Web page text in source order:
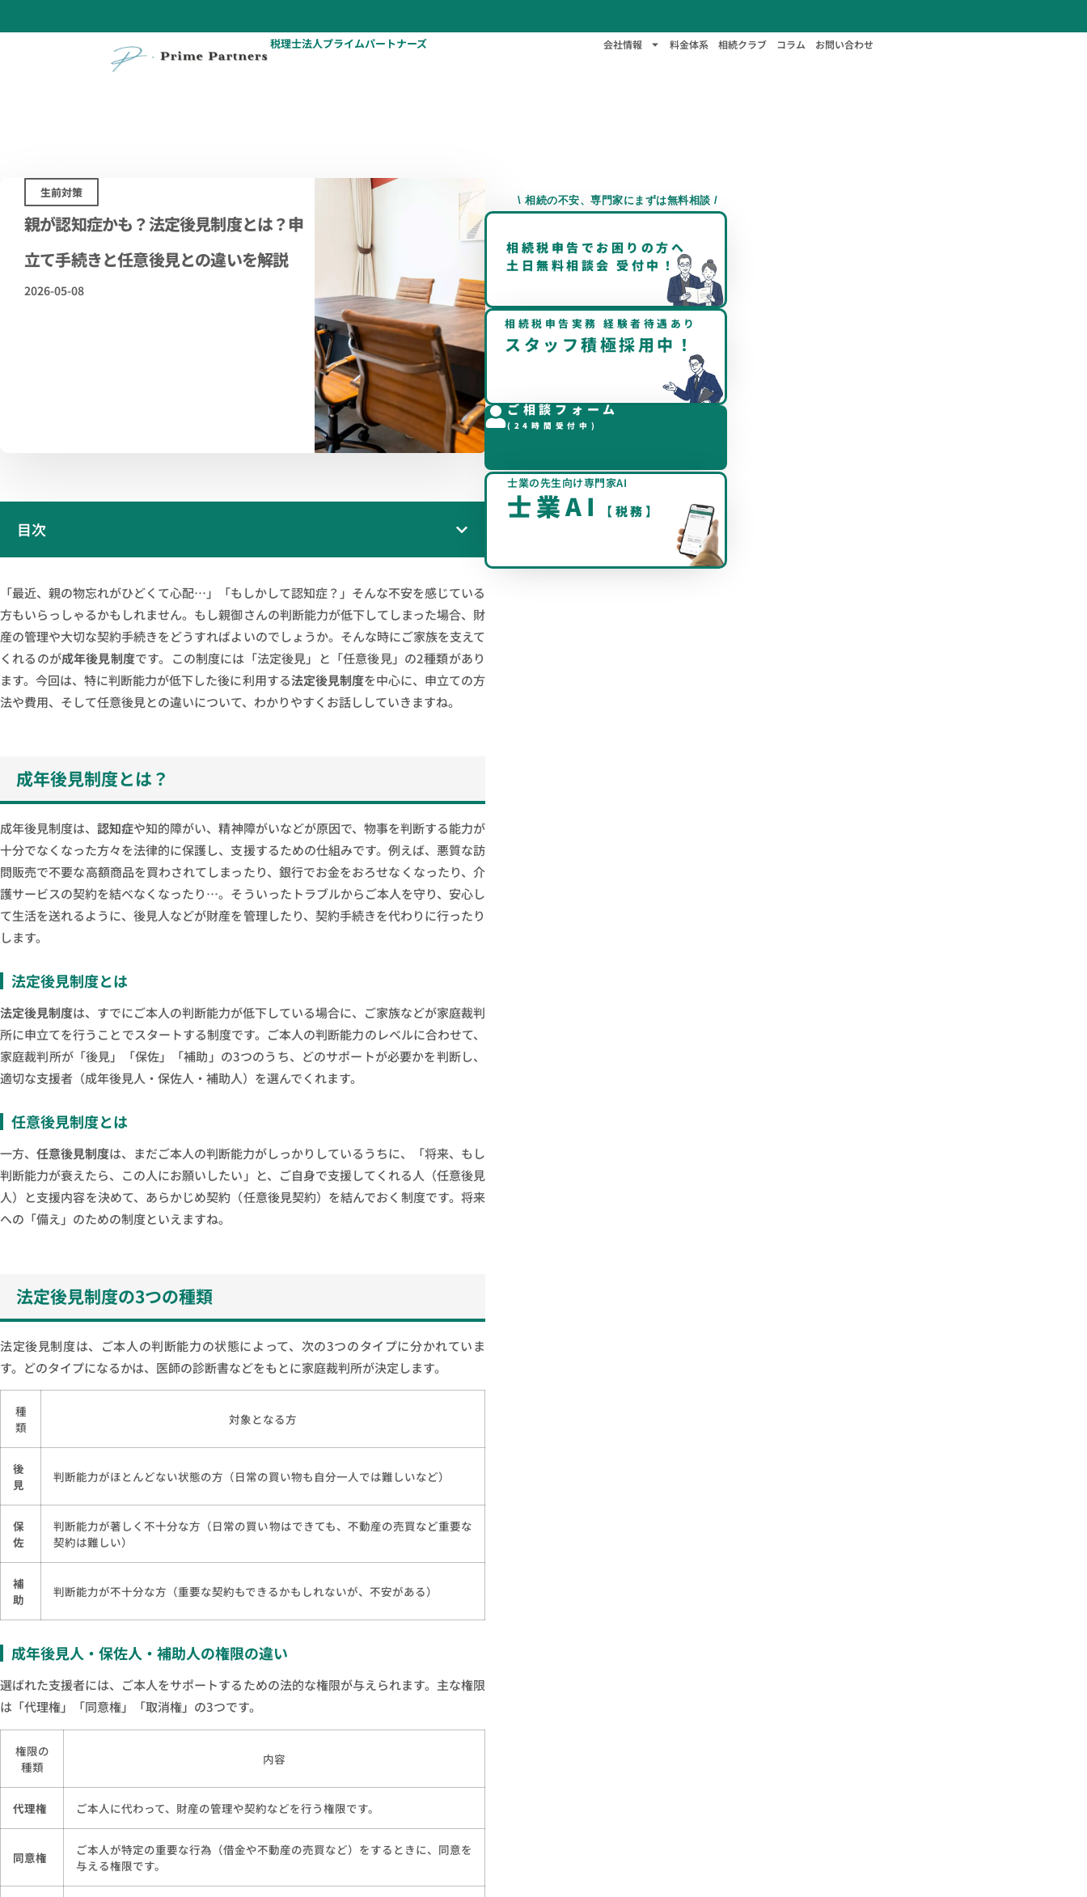
税理士法人プライムパートナーズ 会社情報 料金体系 相続クラブ コラム お問い合わせ
生前対策
親が認知症かも？法定後見制度とは？申
立て手続きと任意後見との違いを解説
2026-05-08
目次
「最近、親の物忘れがひどくて心配…」「もしかして認知症？」そんな不安を感じている
方もいらっしゃるかもしれません。もし親御さんの判断能力が低下してしまった場合、財
産の管理や大切な契約手続きをどうすればよいのでしょうか。そんな時にご家族を支えて
くれるのが成年後見制度です。この制度には「法定後見」と「任意後見」の2種類があり
ます。今回は、特に判断能力が低下した後に利用する法定後見制度を中心に、申立ての方
法や費用、そして任意後見との違いについて、わかりやすくお話ししていきますね。
成年後見制度とは？
成年後見制度は、認知症や知的障がい、精神障がいなどが原因で、物事を判断する能力が
十分でなくなった方々を法律的に保護し、支援するための仕組みです。例えば、悪質な訪
問販売で不要な高額商品を買わされてしまったり、銀行でお金をおろせなくなったり、介
護サービスの契約を結べなくなったり…。そういったトラブルからご本人を守り、安心し
て生活を送れるように、後見人などが財産を管理したり、契約手続きを代わりに行ったり
します。
法定後見制度とは
法定後見制度は、すでにご本人の判断能力が低下している場合に、ご家族などが家庭裁判
所に申立てを行うことでスタートする制度です。ご本人の判断能力のレベルに合わせて、
家庭裁判所が「後見」「保佐」「補助」の3つのうち、どのサポートが必要かを判断し、
適切な支援者（成年後見人・保佐人・補助人）を選んでくれます。
任意後見制度とは
一方、 任意後見制度は、まだご本人の判断能力がしっかりしているうちに、「将来、もし
判断能力が衰えたら、この人にお願いしたい」と、ご自身で支援してくれる人（任意後見
人）と支援内容を決めて、あらかじめ契約（任意後見契約）を結んでおく制度です。将来
への「備え」のための制度といえますね。
法定後見制度の3つの種類
法定後見制度は、ご本人の判断能力の状態によって、次の3つのタイプに分かれていま
す。どのタイプになるかは、医師の診断書などをもとに家庭裁判所が決定します。
種
類
対象となる方
後
見
判断能力がほとんどない状態の方（日常の買い物も自分一人では難しいなど）
保
佐
判断能力が著しく不十分な方（日常の買い物はできても、不動産の売買など重要な
契約は難しい）
補
助
判断能力が不十分な方（重要な契約もできるかもしれないが、不安がある）
成年後見人・保佐人・補助人の権限の違い
選ばれた支援者には、ご本人をサポートするための法的な権限が与えられます。主な権限
は「代理権」「同意権」「取消権」の3つです。
権限の
種類
内容
代理権 ご本人に代わって、財産の管理や契約などを行う権限です。
同意権
ご本人が特定の重要な行為（借金や不動産の売買など）をするときに、同意を
与える権限です。
\ 相続の不安、専門家にまずは無料相談 /
相続税申告でお困りの方へ
土日無料相談会 受付中！
相続税申告実務 経験者待遇あり
スタッフ積極採用中！
ご相談フォーム
(24時間受付中)
士業の先生向け専門家AI
士業AI 【税務】